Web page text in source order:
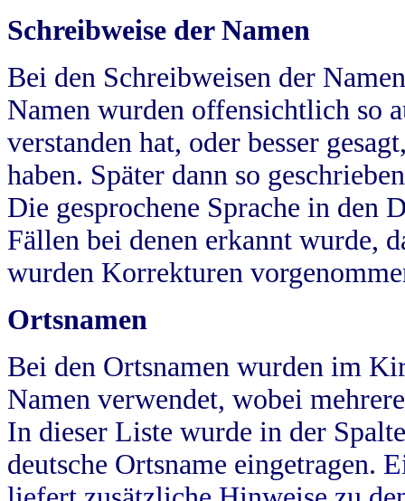
Schreibweise der Namen
Bei den Schreibweisen der
Namen wurden offensichtlich so
verstanden hat, oder besser
haben. Später dann so
Die gesprochene Sprache in
Fällen bei denen erkannt wurde,
wurden Korrekturen
Ortsnamen
Bei den Ortsnamen wurden im
Namen verwendet, wobei
In dieser Liste wurde in der
deutsche Ortsname eingetragen.